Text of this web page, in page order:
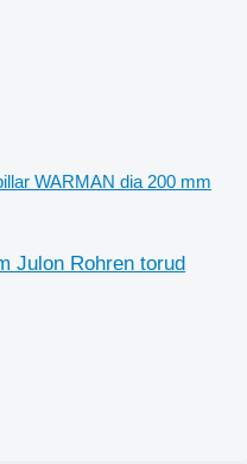
WARMAN dia 200 mm
Julon Rohren torud